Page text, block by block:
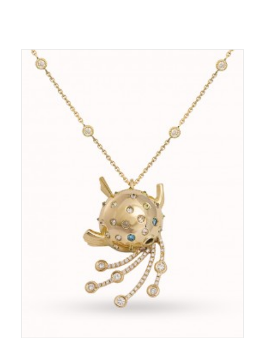
Pendentif - Or 18ct - Diamants - Saphirs